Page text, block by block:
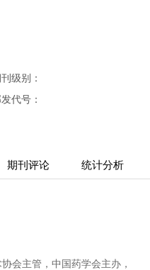
级别：
代号：
期刊评论 统计分析
会主管，中国药学会主办，